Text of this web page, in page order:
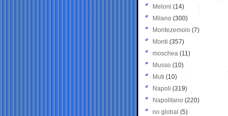
Meloni (14)
Milano (300)
Montezemolo (7)
Monti (357)
moschea (11)
Musso (10)
Muti (10)
Napoli (319)
Napolitano (220)
no global (5)